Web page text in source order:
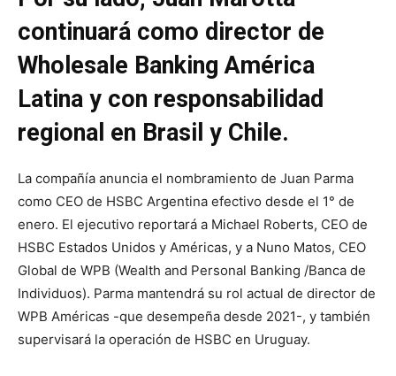
continuará como director de
Wholesale Banking América
Latina y con responsabilidad
regional en Brasil y Chile.
La compañía anuncia el nombramiento de Juan Parma
como CEO de HSBC Argentina efectivo desde el 1° de
enero. El ejecutivo reportará a Michael Roberts, CEO de
HSBC Estados Unidos y Américas, y a Nuno Matos, CEO
Global de WPB (Wealth and Personal Banking /Banca de
Individuos). Parma mantendrá su rol actual de director de
WPB Américas -que desempeña desde 2021-, y también
supervisará la operación de HSBC en Uruguay.